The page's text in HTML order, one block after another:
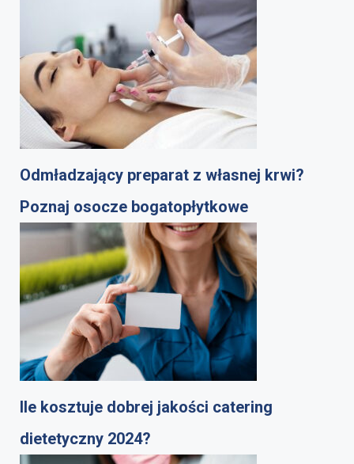
Odmładzający preparat z własnej krwi?
Poznaj osocze bogatopłytkowe
Ile kosztuje dobrej jakości catering
dietetyczny 2024?